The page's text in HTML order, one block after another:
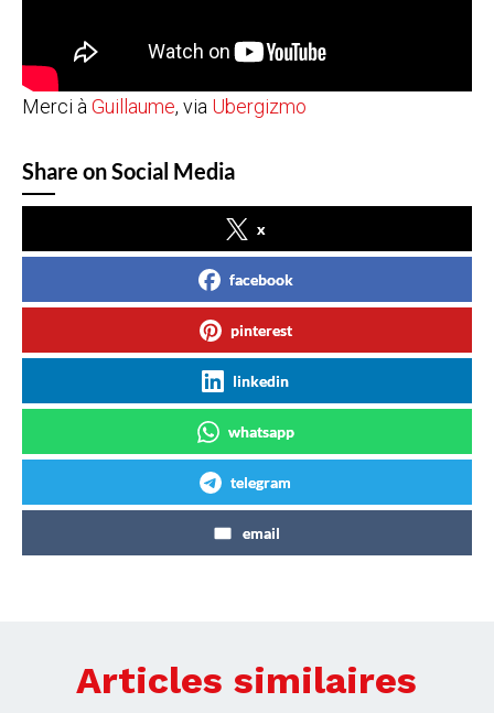
Merci à Guillaume, via Ubergizmo
Share on Social Media
x
facebook
pinterest
linkedin
whatsapp
telegram
email
Articles similaires